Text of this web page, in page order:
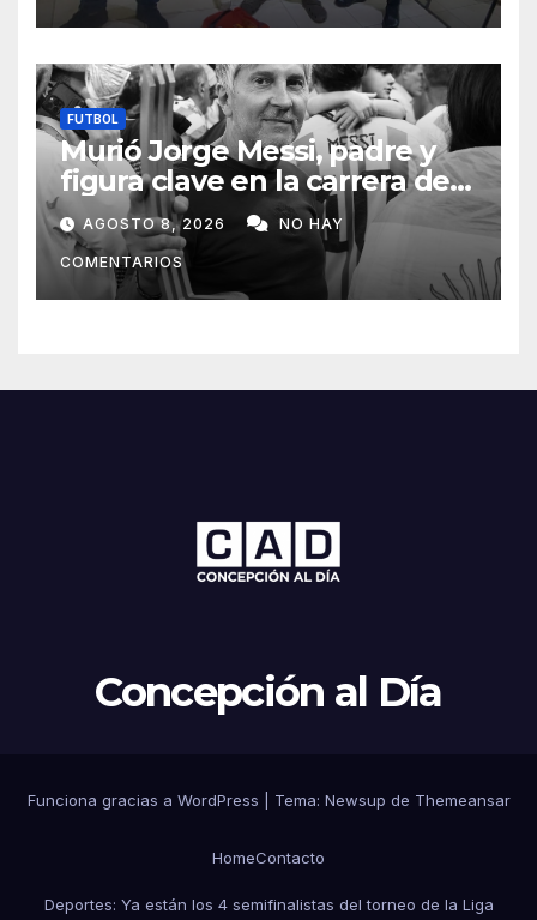
FUTBOL
Murió Jorge Messi, padre y
figura clave en la carrera de
Lionel Messi
AGOSTO 8, 2026 NO HAY
COMENTARIOS
Concepción al Día
Funciona gracias a WordPress Tema: Newsup de Themeansar
HomeContacto
Deportes: Ya están los 4 semifinalistas del torneo de la Liga